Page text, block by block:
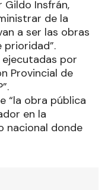
Gildo Insfrán,
de la
a ser las obras
ejecutadas por
Provincial de
“la obra pública
en la
nacional donde